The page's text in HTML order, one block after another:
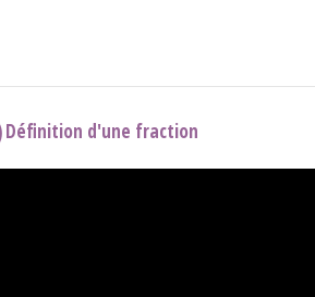
Définition d'une fraction